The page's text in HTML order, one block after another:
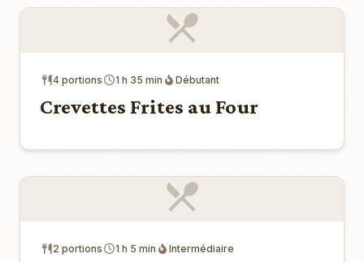
4 portions 1 h 35 min Débutant
Crevettes Frites au Four
2 portions 1 h 5 min Intermédiaire